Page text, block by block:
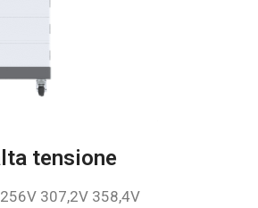
tensione
307,2V 358,4V